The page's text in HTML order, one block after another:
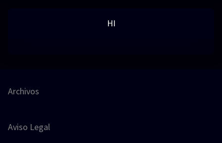
HI
Archivos
Aviso Legal